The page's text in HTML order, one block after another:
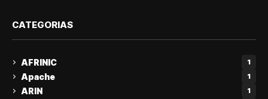
CATEGORIAS
AFRINIC 1
Apache 1
ARIN 1